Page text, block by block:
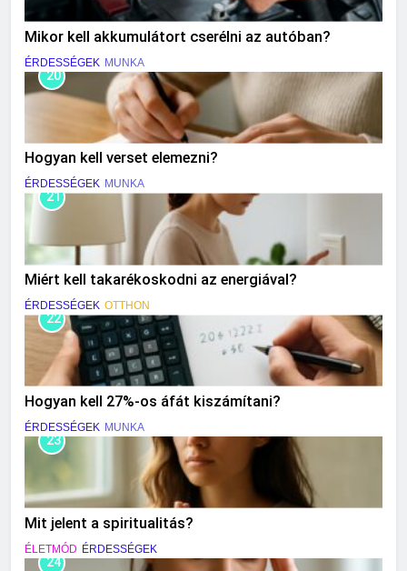
Mikor kell akkumulátort cserélni az autóban?
ÉRDESSÉGEK MUNKA
20
Hogyan kell verset elemezni?
ÉRDESSÉGEK MUNKA
21
Miért kell takarékoskodni az energiával?
ÉRDESSÉGEK OTTHON
22
Hogyan kell 27%-os áfát kiszámítani?
ÉRDESSÉGEK MUNKA
23
Mit jelent a spiritualitás?
ÉLETMÓD ÉRDESSÉGEK
24